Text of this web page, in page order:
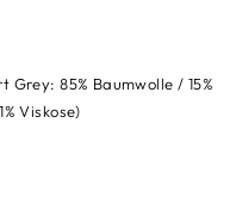
Grey: 85% Baumwolle / 15%
Viskose)